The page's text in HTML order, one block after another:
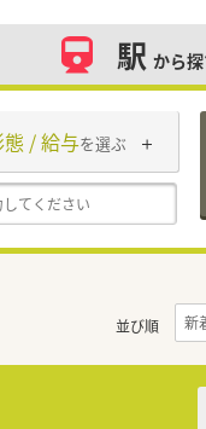
駅 から
/ 給与を選ぶ
並び順